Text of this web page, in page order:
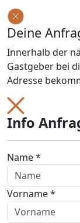
Deine
Innerhalb der
Gastgeber bei
Adresse
Info
Name *
Vorname *